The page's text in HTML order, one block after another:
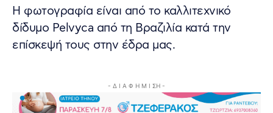
H φωτογραφία είναι από το καλλιτεχνικό
δίδυμο Pelvyca από τη Βραζιλία κατά την
επίσκεψή τους στην έδρα μας.
- Δ Ι Α Φ Η Μ Ι ΣΗ -